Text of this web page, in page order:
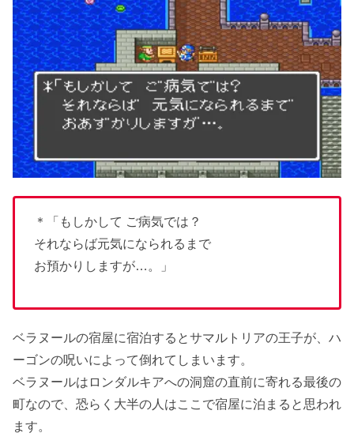
＊「もしかして ご病気では？
それならば元気になられるまで
お預かりしますが…。」
ベラヌールの宿屋に宿泊するとサマルトリアの王子が、ハ
ーゴンの呪いによって倒れてしまいます。
ベラヌールはロンダルキアへの洞窟の直前に寄れる最後の
町なので、恐らく大半の人はここで宿屋に泊まると思われ
ます。